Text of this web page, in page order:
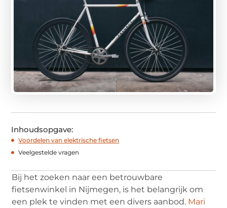
Inhoudsopgave:
Voordelen van elektrische fietsen
Veelgestelde vragen
Bij het zoeken naar een betrouwbare
fietsenwinkel in Nijmegen, is het belangrijk om
een plek te vinden met een divers aanbod. Mari